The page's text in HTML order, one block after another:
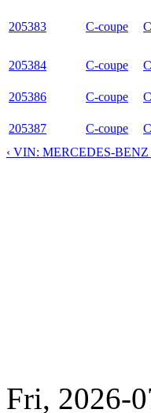
205383 C-coupe
205384 C-coupe
205386 C-coupe
205387 C-coupe
‹ VIN: MERCEDES-BENZ
Fri, 2026-